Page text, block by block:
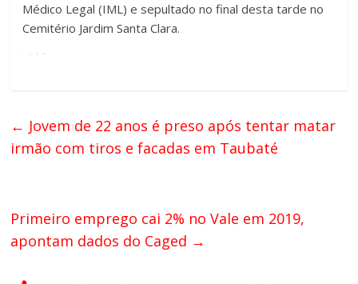
Médico Legal (IML) e sepultado no final desta tarde no
Cemitério Jardim Santa Clara.
← Jovem de 22 anos é preso após tentar matar
irmão com tiros e facadas em Taubaté
Primeiro emprego cai 2% no Vale em 2019,
apontam dados do Caged →